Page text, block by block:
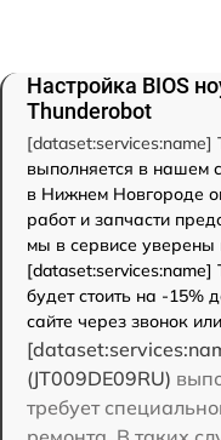
Настройка BIOS
Thunderobot
[dataset:services:name]
выполняется в нашем
в Нижнем Новгороде
работ и запчасти
мы в сервисе уверены
[dataset:services:name]
будет стоить на -15%
сайте через звонок
(JT009DE09RU)
требует